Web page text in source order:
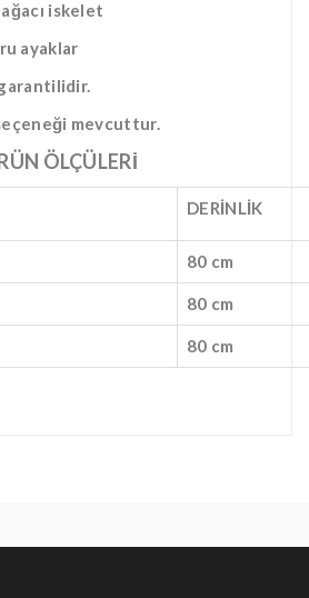
ağacı iskelet
ayaklar
mevcuttur.
ÖLÇÜLERİ
DERİNLİK
80 cm
80 cm
80 cm